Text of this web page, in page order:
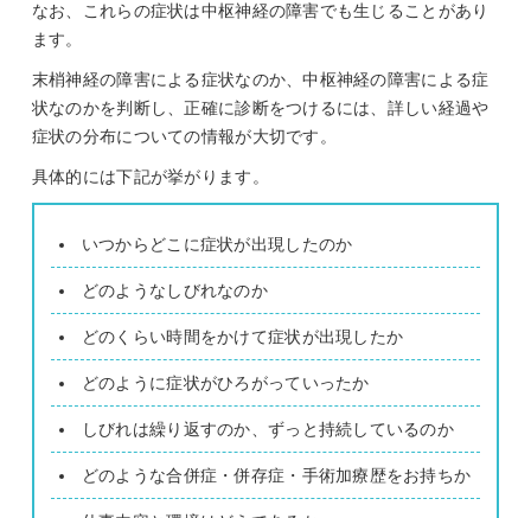
なお、これらの症状は中枢神経の障害でも生じることがあり
ます。
末梢神経の障害による症状なのか、中枢神経の障害による症
状なのかを判断し、正確に診断をつけるには、詳しい経過や
症状の分布についての情報が大切です。
具体的には下記が挙がります。
いつからどこに症状が出現したのか
どのようなしびれなのか
どのくらい時間をかけて症状が出現したか
どのように症状がひろがっていったか
しびれは繰り返すのか、ずっと持続しているのか
どのような合併症・併存症・手術加療歴をお持ちか